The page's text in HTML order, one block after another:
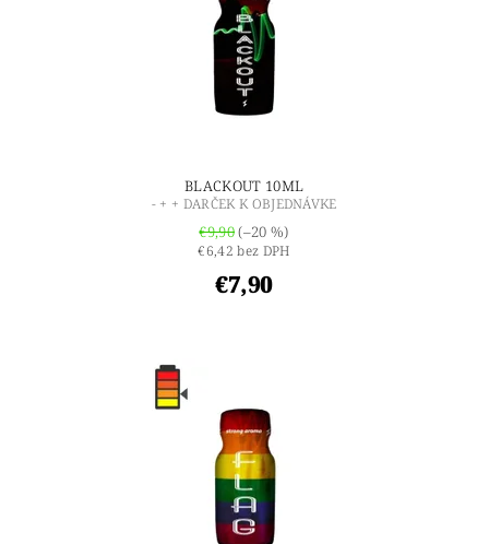
BLACKOUT 10ML
- + + DARČEK K OBJEDNÁVKE
€9,90(–20 %)
€6,42 bez DPH
€7,90